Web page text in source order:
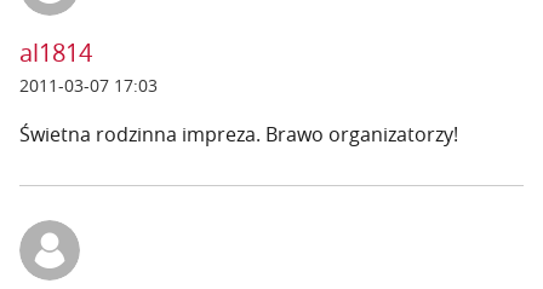
al1814
2011-03-07 17:03
Świetna rodzinna impreza. Brawo organizatorzy!